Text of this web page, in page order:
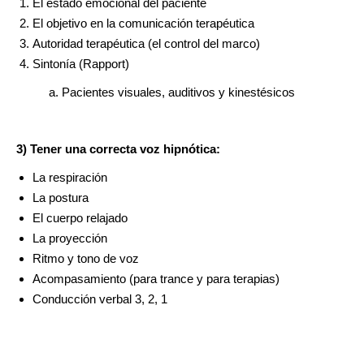
El estado emocional del paciente
El objetivo en la comunicación terapéutica
Autoridad terapéutica (el control del marco)
Sintonía (Rapport)
a. Pacientes visuales, auditivos y kinestésicos
3) Tener una correcta voz hipnótica:
La respiración
La postura
El cuerpo relajado
La proyección
Ritmo y tono de voz
Acompasamiento (para trance y para terapias)
Conducción verbal 3, 2, 1